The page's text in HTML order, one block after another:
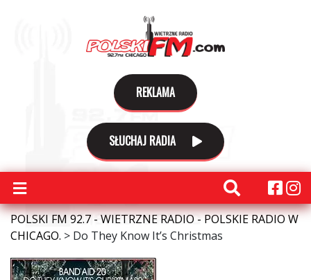
REKLAMA
SŁUCHAJ RADIA
POLSKI FM 92.7 - WIETRZNE RADIO - POLSKIE RADIO W
CHICAGO. > Do They Know It’s Christmas